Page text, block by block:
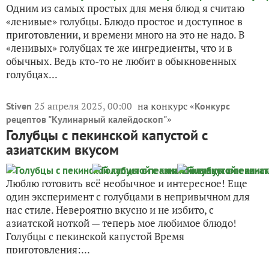
Одним из самых простых для меня блюд я считаю
«ленивые» голубцы. Блюдо простое и доступное в
приготовлении, и времени много на это не надо. В
«ленивых» голубцах те же ингредиенты, что и в
обычных. Ведь кто-то не любит в обыкновенных
голубцах...
Stiven 25 апреля 2025, 00:00 на конкурс «Конкурс
рецептов "Кулинарный калейдоскоп"»
Голубцы с пекинской капустой с
азиатским вкусом
Люблю готовить всё необычное и интересное! Еще
один эксперимент с голубцами в непривычном для
нас стиле. Невероятно вкусно и не избито, с
азиатской ноткой — теперь мое любимое блюдо!
Голубцы с пекинской капустой Время
приготовления:...